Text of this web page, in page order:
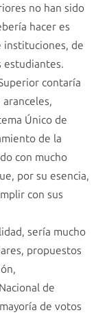
no han sido
hacer es
instituciones, de
estudiantes.
contaría
Único de
de la
con mucho
por su esencia,
con sus
sería mucho
propuestos
de
de votos